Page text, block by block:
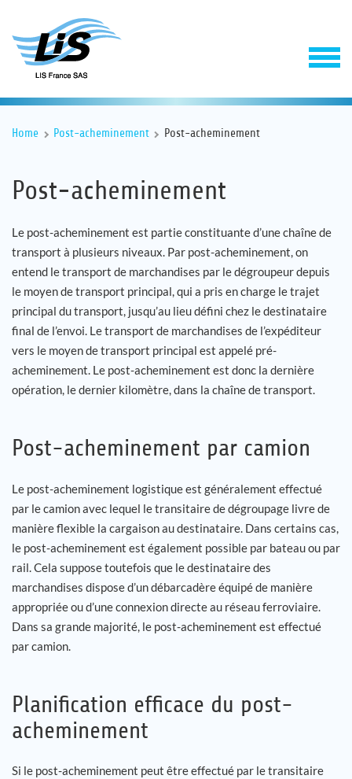
Solutions
Service
Entreprise
Carrière
Contact
Home Post-acheminement Post-acheminement
Post-acheminement
Le post-acheminement est partie constituante d’une chaîne de
transport à plusieurs niveaux. Par post-acheminement, on
entend le transport de marchandises par le dégroupeur depuis
le moyen de transport principal, qui a pris en charge le trajet
principal du transport, jusqu’au lieu défini chez le destinataire
final de l’envoi. Le transport de marchandises de l’expéditeur
vers le moyen de transport principal est appelé pré-
acheminement. Le post-acheminement est donc la dernière
opération, le dernier kilomètre, dans la chaîne de transport.
Post-acheminement par camion
Le post-acheminement logistique est généralement effectué
par le camion avec lequel le transitaire de dégroupage livre de
manière flexible la cargaison au destinataire. Dans certains cas,
le post-acheminement est également possible par bateau ou par
rail. Cela suppose toutefois que le destinataire des
marchandises dispose d’un débarcadère équipé de manière
appropriée ou d’une connexion directe au réseau ferroviaire.
Dans sa grande majorité, le post-acheminement est effectué
par camion.
Planification efficace du post-
acheminement
Si le post-acheminement peut être effectué par le transitaire